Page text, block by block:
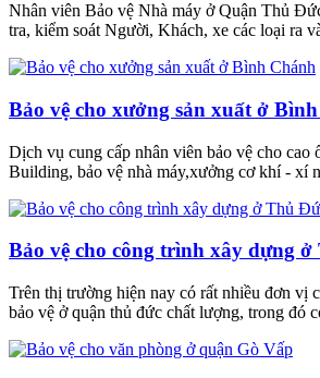
Nhân viên Bảo vệ Nhà máy ở Quận Thủ
tra, kiểm soát Người, Khách, xe các loại ra
Bảo vệ cho xưởng sản xuất ở
Dịch vụ cung cấp nhân viên bảo vệ cho cao
Building, bảo vệ nhà máy,xưởng cơ khí - xí
Bảo vệ cho công trình xây dựng
Trên thị trường hiện nay có rất nhiều đơn vị
bảo vệ ở quận thủ đức chất lượng, trong đó